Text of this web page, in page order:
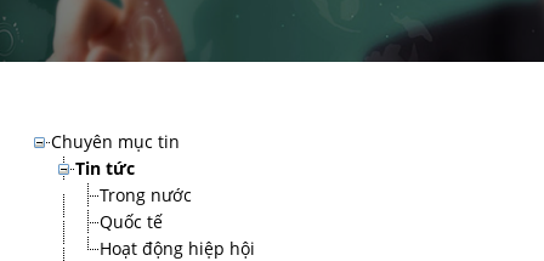
Chuyên mục tin
Tin tức
Trong nước
Quốc tế
Hoạt động hiệp hội